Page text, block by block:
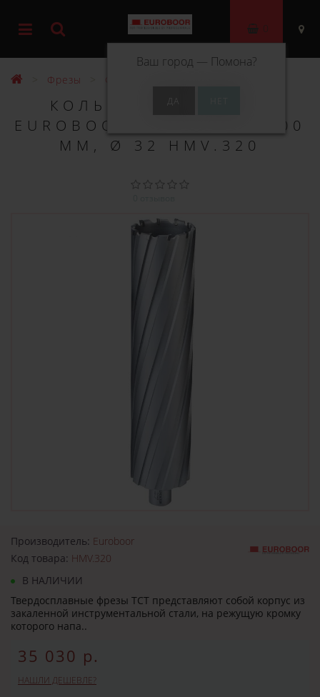
Ваш город — Помона?
0
Фрезы Фрезы ТСТ 200 мм
КОЛЬЦЕВОЕ СВЕРЛО
EUROBOOR TCT ДЛИНА 200
ММ, Ø 32 HMV.320
Производитель: Euroboor
Код товара: HMV.320
В НАЛИЧИИ
Твердосплавные фрезы TCT представляют собой корпус из
закаленной инструментальной стали, на режущую кромку
которого напа..
35 030 р.
НАШЛИ ДЕШЕВЛЕ?